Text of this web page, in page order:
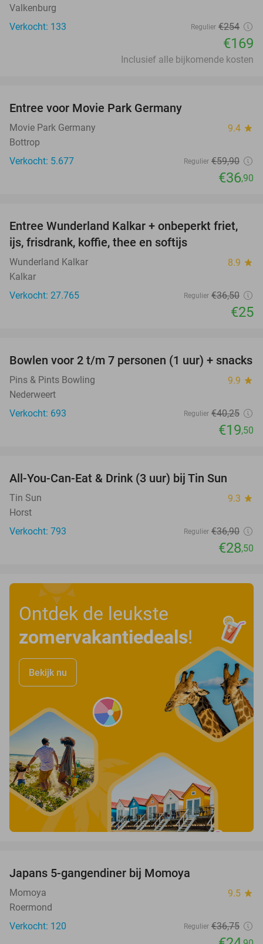
Valkenburg
Verkocht: 133
Regulier €254
€169
Inclusief alle bijkomende kosten
Entree voor Movie Park Germany
Movie Park Germany 9.4 star
Bottrop
Verkocht: 5.677
Regulier €59,90
€36,90
32%
Entree Wunderland Kalkar + onbeperkt friet,
ijs, frisdrank, koffie, thee en softijs
Wunderland Kalkar 8.9 star
Kalkar
Verkocht: 27.765
Regulier €36,50
€25
52%
Bowlen voor 2 t/m 7 personen (1 uur) + snacks
Pins & Pints Bowling 9.9 star
Nederweert
Verkocht: 693
Regulier €40,25
€19,50
All-You-Can-Eat & Drink (3 uur) bij Tin Sun
Tin Sun 9.3 star
Horst
Verkocht: 793
Regulier €36,90
€28,50
Ontdek de leukste
zomervakantiedeals!
Bekijk nu
Japans 5-gangendiner bij Momoya
Momoya 9.5 star
Roermond
Verkocht: 120
Regulier €36,75